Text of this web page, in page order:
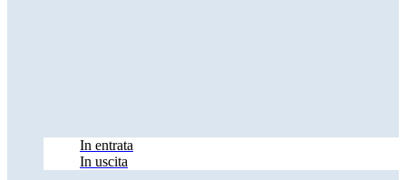
In entrata
In uscita